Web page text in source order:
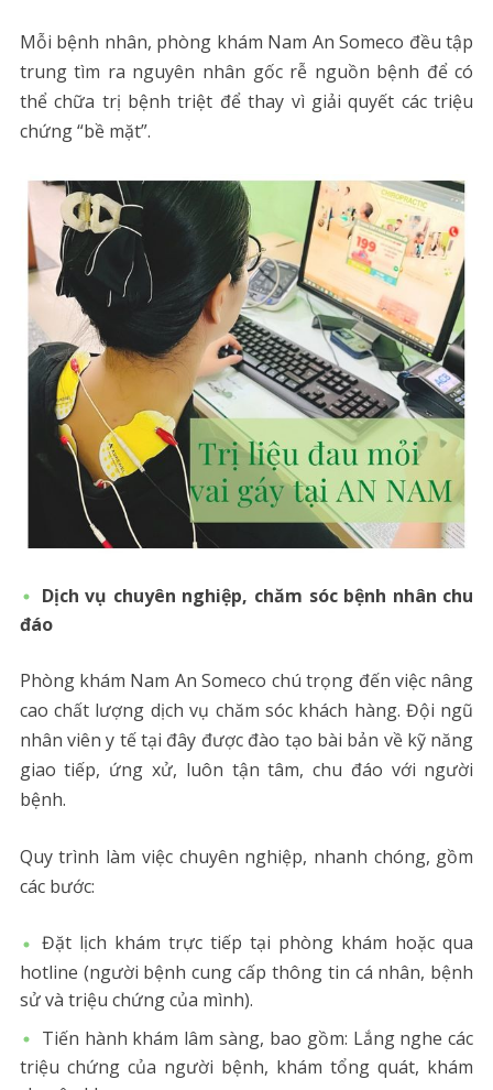
Mỗi bệnh nhân, phòng khám Nam An Someco đều tập
trung tìm ra nguyên nhân gốc rễ nguồn bệnh để có
thể chữa trị bệnh triệt để thay vì giải quyết các triệu
chứng “bề mặt”.
Dịch vụ chuyên nghiệp, chăm sóc bệnh nhân chu
đáo
Phòng khám Nam An Someco chú trọng đến việc nâng
cao chất lượng dịch vụ chăm sóc khách hàng. Đội ngũ
nhân viên y tế tại đây được đào tạo bài bản về kỹ năng
giao tiếp, ứng xử, luôn tận tâm, chu đáo với người
bệnh.
Quy trình làm việc chuyên nghiệp, nhanh chóng, gồm
các bước:
Đặt lịch khám trực tiếp tại phòng khám hoặc qua
hotline (người bệnh cung cấp thông tin cá nhân, bệnh
sử và triệu chứng của mình).
Tiến hành khám lâm sàng, bao gồm: Lắng nghe các
triệu chứng của người bệnh, khám tổng quát, khám